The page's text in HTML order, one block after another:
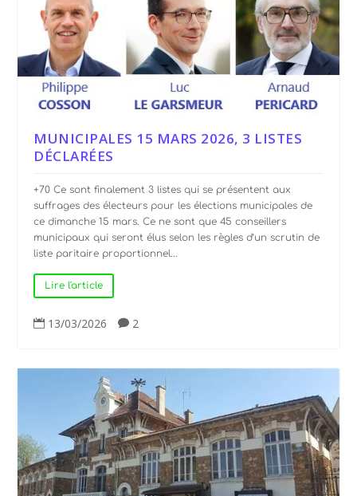
MUNICIPALES 15 MARS 2026, 3 LISTES
DÉCLARÉES
+70 Ce sont finalement 3 listes qui se présentent aux
suffrages des électeurs pour les élections municipales de
ce dimanche 15 mars. Ce ne sont que 45 conseillers
municipaux qui seront élus selon les règles d’un scrutin de
liste paritaire proportionnel...
Lire l'article
 13/03/2026  2